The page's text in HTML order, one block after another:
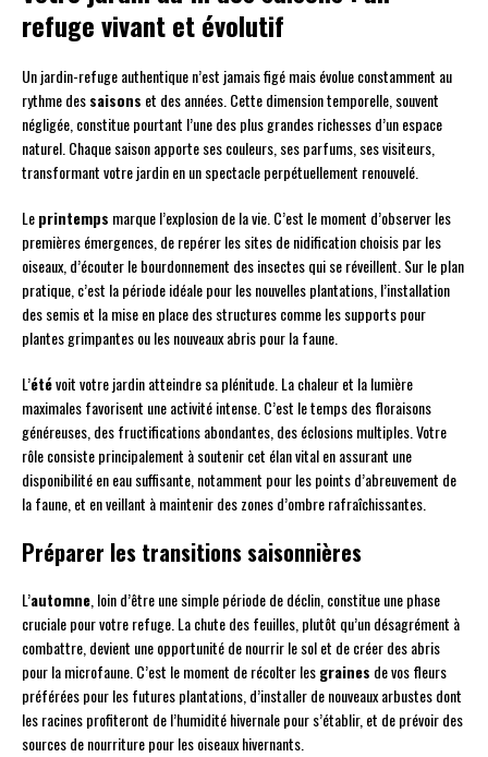
refuge vivant et évolutif
Un jardin-refuge authentique n’est jamais figé mais évolue constamment au
rythme dessaisons et des années. Cette dimension temporelle, souvent
négligée, constitue pourtant l’une des plus grandes richesses d’un espace
naturel. Chaque saison apporte ses couleurs, ses parfums, ses visiteurs,
transformant votre jardin en un spectacle perpétuellement renouvelé.
Leprintemps marque l’explosion de la vie. C’est le moment d’observer les
premières émergences, de repérer les sites de nidification choisis par les
oiseaux, d’écouter le bourdonnement des insectes qui se réveillent. Sur le plan
pratique, c’est la période idéale pour les nouvelles plantations, l’installation
des semis et la mise en place des structures comme les supports pour
plantes grimpantes ou les nouveaux abris pour la faune.
L’étévoit votre jardin atteindre sa plénitude. La chaleur et la lumière
maximales favorisent une activité intense. C’est le temps des floraisons
généreuses, des fructifications abondantes, des éclosions multiples. Votre
rôle consiste principalement à soutenir cet élan vital en assurant une
disponibilité en eau suffisante, notamment pour les points d’abreuvement de
la faune, et en veillant à maintenir des zones d’ombre rafraîchissantes.
Préparer les transitions saisonnières
L’automne , loin d’être une simple période de déclin, constitue une phase
cruciale pour votre refuge. La chute des feuilles, plutôt qu’un désagrément à
combattre, devient une opportunité de nourrir le sol et de créer des abris
pour la microfaune. C’est le moment de récolter lesgraines de vos fleurs
préférées pour les futures plantations, d’installer de nouveaux arbustes dont
les racines profiteront de l’humidité hivernale pour s’établir, et de prévoir des
sources de nourriture pour les oiseaux hivernants.